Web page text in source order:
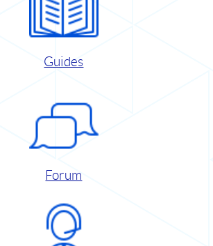
Guides
Forum